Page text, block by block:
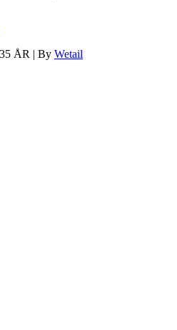
ÅR | By Wetail